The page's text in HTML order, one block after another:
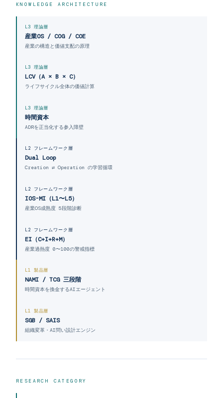
KNOWLEDGE ARCHITECTURE
L3 理論層
産業OS / COG / COE
産業の構造と価値支配の原理
L3 理論層
LCV（A × B × C）
ライフサイクル全体の価値計算
L3 理論層
時間資本
ADRを正当化する参入障壁
L2 フレームワーク層
Dual Loop
Creation ⇄ Operation の学習循環
L2 フレームワーク層
IOS-MI（L1〜L5）
産業OS成熟度 5段階診断
L2 フレームワーク層
EI（C+I+R+M）
産業過熱度 0〜100の警戒指標
L1 製品層
NAMI / TCG 三段階
時間資本を換金するAIエージェント
L1 製品層
SGB / SAIS
組織変革・AI問い設計エンジン
RESEARCH CATEGORY